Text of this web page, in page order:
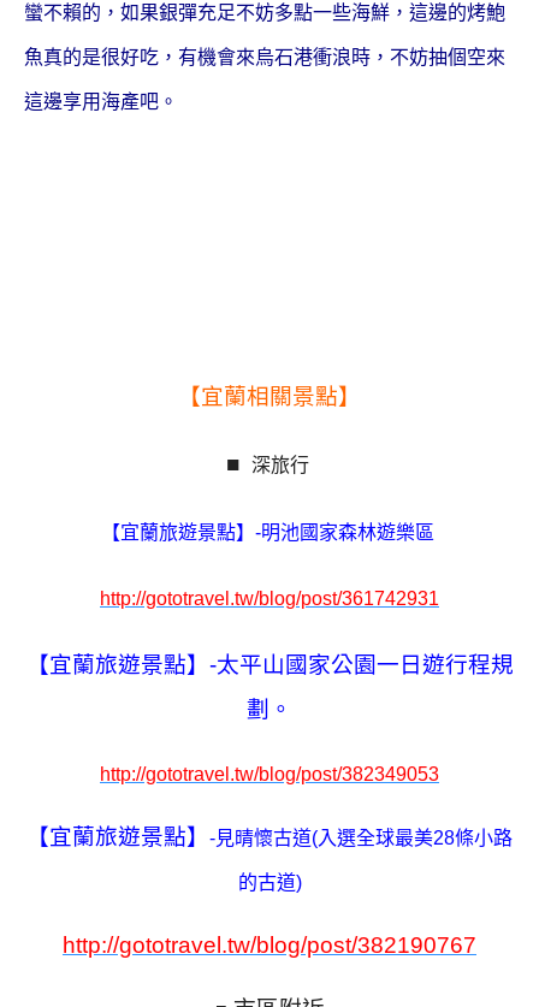
蠻不賴的，如果銀彈充足不妨多點一些海鮮，這邊的烤鮑
魚真的是很好吃，有機會來烏石港衝浪時，不妨抽個空來
這邊享用海產吧。
【宜蘭相關景點】
■ 深旅行
【宜蘭旅遊景點】-明池國家森林遊樂區
http://gototravel.tw/blog/post/361742931
【宜蘭旅遊景點】-太平山國家公園一日遊行程規
劃。
http://gototravel.tw/blog/post/382349053
【宜蘭旅遊景點】 -見晴懷古道(入選全球最美28條小路
的古道)
http://gototravel.tw/blog/post/382190767